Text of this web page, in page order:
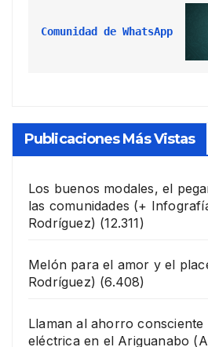
Comunidad de WhatsApp
Publicaciones Más Vistas
Los buenos modales, el
las comunidades (+
Rodríguez) (12.311)
Melón para el amor y el
Rodríguez) (6.408)
Llaman al ahorro consciente
eléctrica en el Ariguanabo